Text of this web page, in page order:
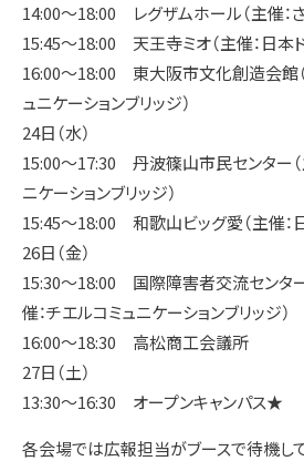
14:00～18:00 レグザムホール（主催：さ
15:45～18:00 天王寺ミオ（主催：日本ド
16:00～18:00 東大阪市文化創造会館（
ュニケーションブリッジ）
24日（水）
15:00～17:30 丹波篠山市民センター（
ニケーションブリッジ）
15:45～18:00 和歌山ビッグ愛（主催：
26日（金）
15:30～18:00 国際障害者交流センター
催：チエルコミュニケーションブリッジ）
16:00～18:30 高松商工会議所
27日（土）
13:30～16:30 オープンキャンパス★
各会場では広報担当がブースで待機して